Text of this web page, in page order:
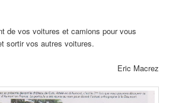
de vos voitures et camions pour vous
sortir vos autres voitures.
Eric Macrez